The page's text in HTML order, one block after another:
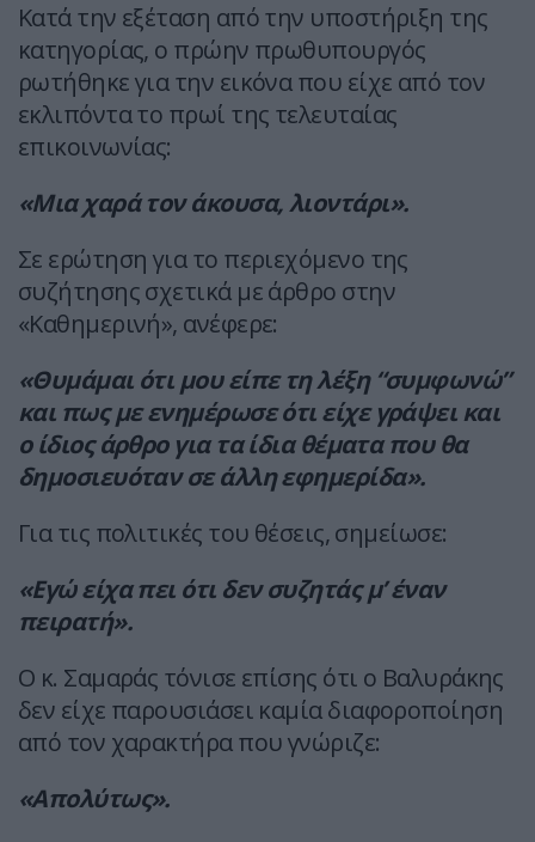
Κατά την εξέταση από την υποστήριξη της
κατηγορίας, ο πρώην πρωθυπουργός
ρωτήθηκε για την εικόνα που είχε από τον
εκλιπόντα το πρωί της τελευταίας
επικοινωνίας:
«Μια χαρά τον άκουσα, λιοντάρι».
Σε ερώτηση για το περιεχόμενο της
συζήτησης σχετικά με άρθρο στην
«Καθημερινή», ανέφερε:
«Θυμάμαι ότι μου είπε τη λέξη “συμφωνώ”
και πως με ενημέρωσε ότι είχε γράψει και
ο ίδιος άρθρο για τα ίδια θέματα που θα
δημοσιευόταν σε άλλη εφημερίδα».
Για τις πολιτικές του θέσεις, σημείωσε:
«Εγώ είχα πει ότι δεν συζητάς μ’ έναν
πειρατή».
Ο κ. Σαμαράς τόνισε επίσης ότι ο Βαλυράκης
δεν είχε παρουσιάσει καμία διαφοροποίηση
από τον χαρακτήρα που γνώριζε:
«Απολύτως».